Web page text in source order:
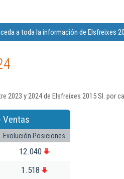
a toda la información de Elsfreixes
y 2024 de Elsfreixes 2015 Sl. por
Ventas
Evolución Posiciones
12.040
1.518